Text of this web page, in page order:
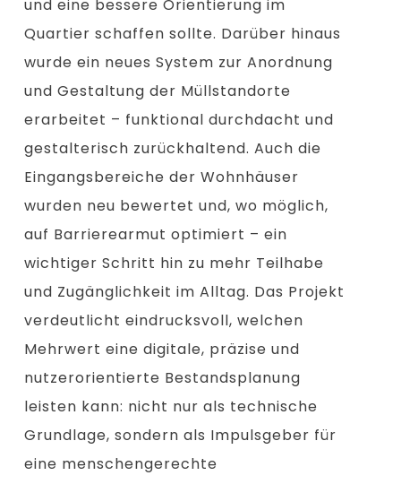
und eine bessere Orientierung im
Quartier schaffen sollte. Darüber hinaus
wurde ein neues System zur Anordnung
und Gestaltung der Müllstandorte
erarbeitet – funktional durchdacht und
gestalterisch zurückhaltend. Auch die
Eingangsbereiche der Wohnhäuser
wurden neu bewertet und, wo möglich,
auf Barrierearmut optimiert – ein
wichtiger Schritt hin zu mehr Teilhabe
und Zugänglichkeit im Alltag. Das Projekt
verdeutlicht eindrucksvoll, welchen
Mehrwert eine digitale, präzise und
nutzerorientierte Bestandsplanung
leisten kann: nicht nur als technische
Grundlage, sondern als Impulsgeber für
eine menschengerechte